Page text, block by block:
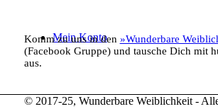
Mein Konto
Komm zu uns in den »Wunderbare
(Facebook Gruppe) und tausche Dich mit
aus.
© 2017-25, Wunderbare Weiblichkeit -